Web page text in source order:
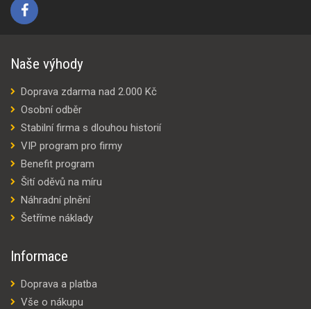
Naše výhody
Doprava zdarma nad 2.000 Kč
Osobní odběr
Stabilní firma s dlouhou historií
VIP program pro firmy
Benefit program
Šití oděvů na míru
Náhradní plnění
Šetříme náklady
Informace
Doprava a platba
Vše o nákupu